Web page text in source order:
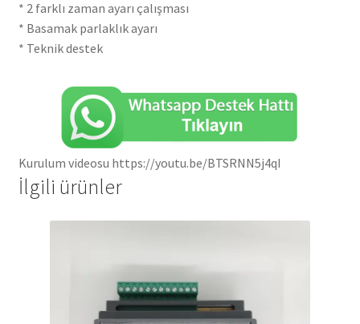
* 2 farklı zaman ayarı çalışması
* Basamak parlaklık ayarı
* Teknik destek
Kurulum videosu https://youtu.be/BTSRNN5j4qI
İlgili ürünler